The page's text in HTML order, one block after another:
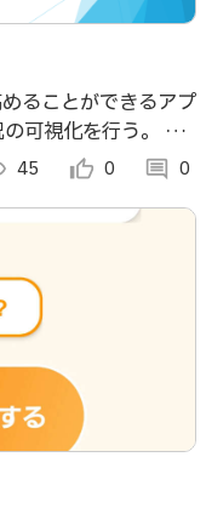
ることができるアプ
可視化を行う。 コ
積み重ねが習慣とな
45 thumb_up_alt 0 comment 0